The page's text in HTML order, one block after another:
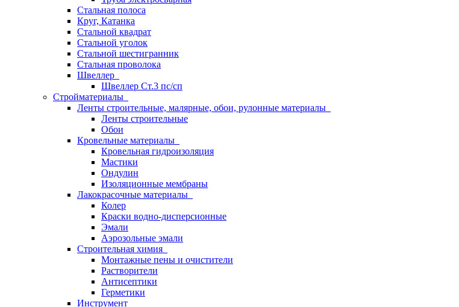
Стальная полоса
Круг, Катанка
Стальной квадрат
Стальной уголок
Стальной шестигранник
Стальная проволока
Швеллер
Швеллер Ст.3 пс/сп
Стройматериалы
Ленты строительные, малярные, обои, рулонные материалы
Ленты строительные
Обои
Кровельные материалы
Кровельная гидроизоляция
Мастики
Ондулин
Изоляционные мембраны
Лакокрасочные материалы
Колер
Краски водно-дисперсионные
Эмали
Аэрозольные эмали
Строительная химия
Монтажные пены и очистители
Растворители
Антисептики
Герметики
Инструмент